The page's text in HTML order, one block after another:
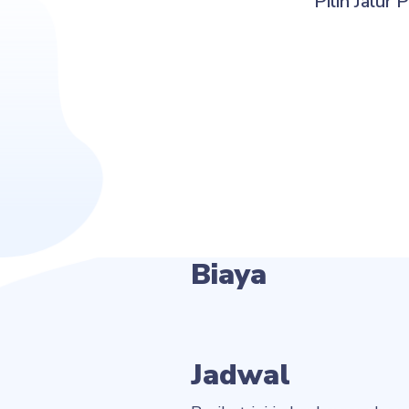
Biaya
Jadwal